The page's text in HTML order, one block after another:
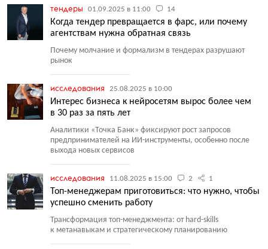
тендеры 01.09.2025 в 11:00 14
Когда тендер превращается в фарс, или почему
агентствам нужна обратная связь
Почему молчание и формализм в тендерах разрушают
рынок
исследования 25.08.2025 в 10:00
Интерес бизнеса к нейросетям вырос более чем
в 30 раз за пять лет
Аналитики «Точка Банк» фиксируют рост запросов
предпринимателей на ИИ-инструменты, особенно после
выхода новых сервисов
исследования 11.08.2025 в 15:00 2 1
Топ-менеджерам приготовиться: что нужно, чтобы
успешно сменить работу
Трансформация топ-менеджмента: от hard-skills
к метанавыкам и стратегическому планированию